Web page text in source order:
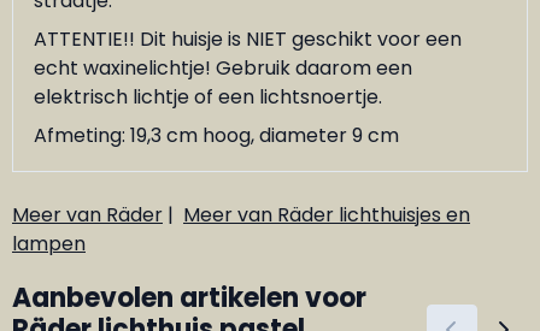
ATTENTIE!! Dit huisje is NIET geschikt voor een
echt waxinelichtje! Gebruik daarom een
elektrisch lichtje of een lichtsnoertje.
Afmeting: 19,3 cm hoog, diameter 9 cm
Meer van Räder | Meer van Räder lichthuisjes en
lampen
Aanbevolen artikelen voor